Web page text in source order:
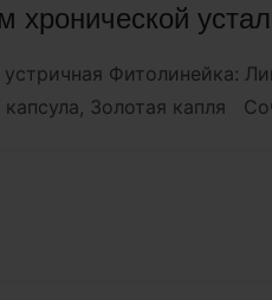
хронической
Фитолинейка:
Золотая капля